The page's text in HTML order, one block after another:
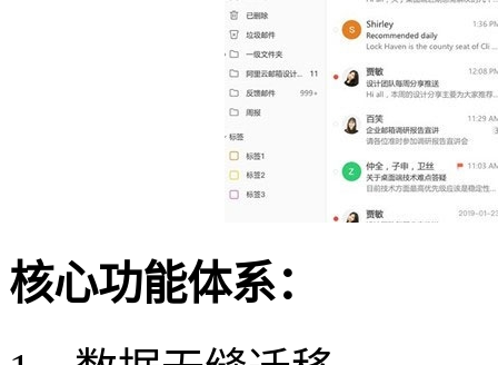
核心功能体系：